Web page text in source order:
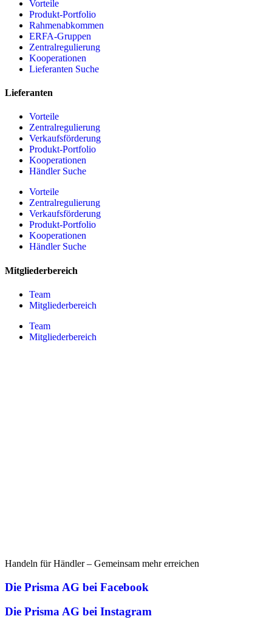
Vorteile
Produkt-Portfolio
Rahmenabkommen
ERFA-Gruppen
Zentralregulierung
Kooperationen
Lieferanten Suche
Lieferanten
Vorteile
Zentralregulierung
Verkaufsförderung
Produkt-Portfolio
Kooperationen
Händler Suche
Vorteile
Zentralregulierung
Verkaufsförderung
Produkt-Portfolio
Kooperationen
Händler Suche
Mitgliederbereich
Team
Mitgliederbereich
Team
Mitgliederbereich
Handeln für Händler – Gemeinsam mehr erreichen
Die Prisma AG bei Facebook
Die Prisma AG bei Instagram